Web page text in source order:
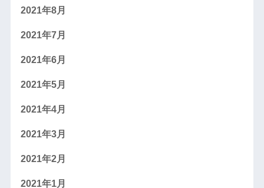
2021年8月
2021年7月
2021年6月
2021年5月
2021年4月
2021年3月
2021年2月
2021年1月